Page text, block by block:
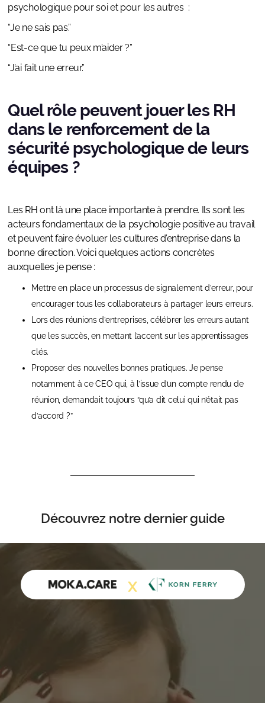
psychologique pour soi et pour les autres :
“Je ne sais pas.”
“Est-ce que tu peux m’aider ?”
“J’ai fait une erreur.”
Quel rôle peuvent jouer les RH
dans le renforcement de la
sécurité psychologique de leurs
équipes ?
Les RH ont là une place importante à prendre. Ils sont les
acteurs fondamentaux de la psychologie positive au travail
et peuvent faire évoluer les cultures d’entreprise dans la
bonne direction. Voici quelques actions concrètes
auxquelles je pense :
Mettre en place un processus de signalement d’erreur, pour
encourager tous les collaborateurs à partager leurs erreurs.
Lors des réunions d’entreprises, célébrer les erreurs autant
que les succès, en mettant l’accent sur les apprentissages
clés.
Proposer des nouvelles bonnes pratiques. Je pense
notamment à ce CEO qui, à l’issue d’un compte rendu de
réunion, demandait toujours “qu’a dit celui qui n’était pas
d’accord ?”
Découvrez notre dernier guide
X